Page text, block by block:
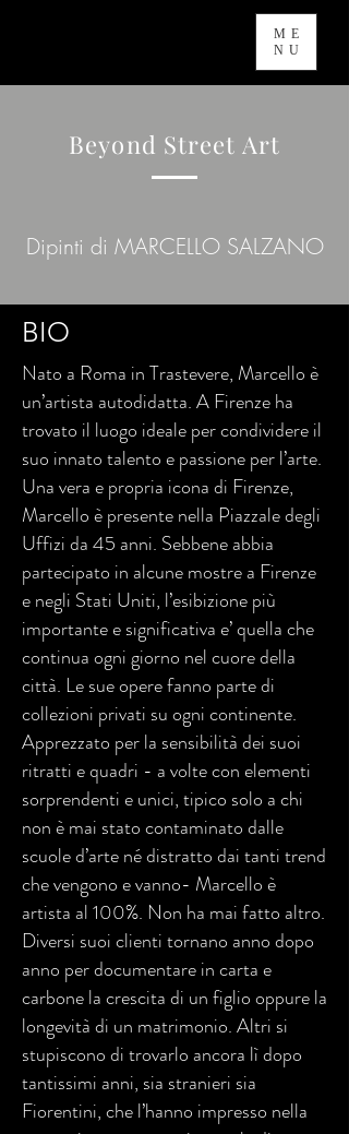
ME
NU
Beyond Street Art
Dipinti di MARCELLO SALZANO
BIO
Nato a Roma in Trastevere, Marcello è
un’artista autodidatta. A Firenze ha
trovato il luogo ideale per condividere il
suo innato talento e passione per l’arte.
Una vera e propria icona di Firenze,
Marcello è presente nella Piazzale degli
Uffizi da 45 anni. Sebbene abbia
partecipato in alcune mostre a Firenze
e negli Stati Uniti, l’esibizione più
importante e significativa e’ quella che
continua ogni giorno nel cuore della
città. Le sue opere fanno parte di
collezioni privati su ogni continente.
Apprezzato per la sensibilità dei suoi
ritratti e quadri - a volte con elementi
sorprendenti e unici, tipico solo a chi
non è mai stato contaminato dalle
scuole d’arte né distratto dai tanti trend
che vengono e vanno- Marcello è
artista al 100%. Non ha mai fatto altro.
Diversi suoi clienti tornano anno dopo
anno per documentare in carta e
carbone la crescita di un figlio oppure la
longevità di un matrimonio. Altri si
stupiscono di trovarlo ancora lì dopo
tantissimi anni, sia stranieri sia
Fiorentini, che l’hanno impresso nella